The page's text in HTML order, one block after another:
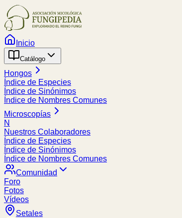
Inicio
Catálogo
Hongos
Índice de Especies
Índice de Sinónimos
Índice de Nombres Comunes
Microscopías
N
Nuestros Colaboradores
Índice de Especies
Índice de Sinónimos
Índice de Nombres Comunes
Comunidad
Foro
Fotos
Vídeos
Setales